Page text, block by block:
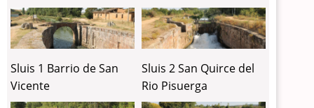
Sluis 1 Barrio de San
Vicente
Sluis 2 San Quirce del
Rio Pisuerga